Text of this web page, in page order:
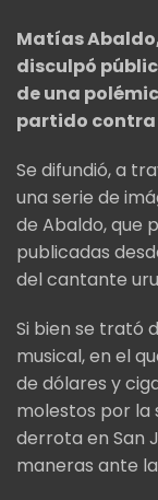
Matías
disculpó
de una
partido contra
Se difundió, a
una serie de
de Abaldo, que
publicadas
del cantante
Si bien se trató
musical, en el
de dólares y
molestos por la
derrota en San
maneras ante